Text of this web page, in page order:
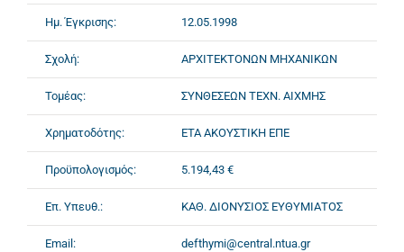
Ημ. Έγκρισης: 12.05.1998
Σχολή: ΑΡΧΙΤΕΚΤΟΝΩΝ ΜΗΧΑΝΙΚΩΝ
Τομέας: ΣΥΝΘΕΣΕΩΝ ΤΕΧΝ. ΑΙΧΜΗΣ
Χρηματοδότης: ΕΤΑ ΑΚΟΥΣΤΙΚΗ ΕΠΕ
Προϋπολογισμός: 5.194,43 €
Επ. Υπευθ.: ΚΑΘ. ΔΙΟΝΥΣΙΟΣ ΕΥΘΥΜΙΑΤΟΣ
Email: defthymi@central.ntua.gr